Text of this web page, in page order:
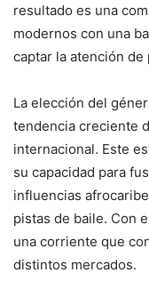
resultado es una
modernos con una
captar la atención
La elección del
tendencia creciente
internacional. Este
su capacidad para
influencias
pistas de baile. Con
una corriente que
distintos mercados.